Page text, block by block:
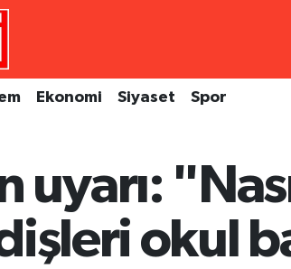
Ekonomi Siyaset Spor
uyarı:
okul